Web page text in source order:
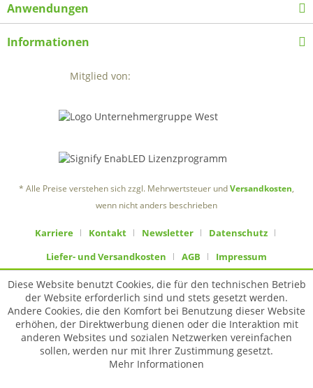
Anwendungen
Informationen
Mitglied von:
* Alle Preise verstehen sich zzgl. Mehrwertsteuer undVersandkosten,
wenn nicht anders beschrieben
Karriere Kontakt Newsletter
Datenschutz
Liefer- und Versandkosten
AGB Impressum
Diese Website benutzt Cookies, die für den technischen Betrieb
der Website erforderlich sind und stets gesetzt werden.
Andere Cookies, die den Komfort bei Benutzung dieser Website
erhöhen, der Direktwerbung dienen oder die Interaktion mit
anderen Websites und sozialen Netzwerken vereinfachen
sollen, werden nur mit Ihrer Zustimmung gesetzt.
Mehr Informationen